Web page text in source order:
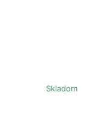
Skladom